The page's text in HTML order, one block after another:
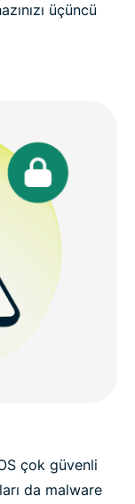
üçüncü
çok güvenli
da malware